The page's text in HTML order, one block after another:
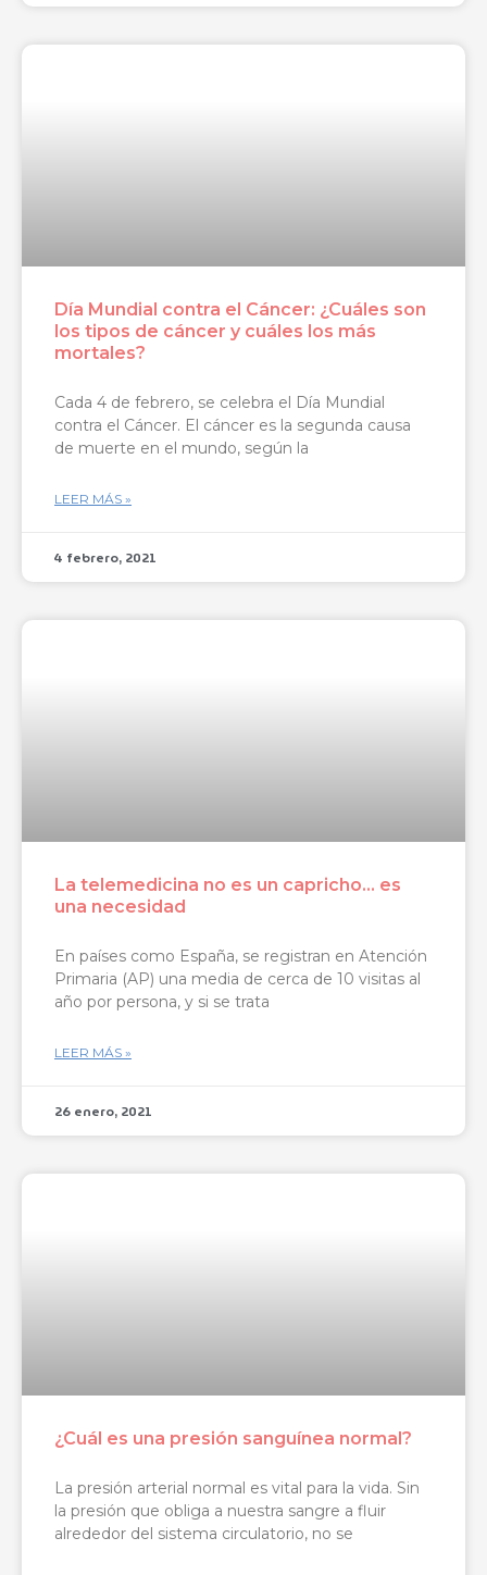
Día Mundial contra el Cáncer: ¿Cuáles son
los tipos de cáncer y cuáles los más
mortales?
Cada 4 de febrero, se celebra el Día Mundial
contra el Cáncer. El cáncer es la segunda causa
de muerte en el mundo, según la
LEER MÁS »
4 febrero, 2021
La telemedicina no es un capricho… es
una necesidad
En países como España, se registran en Atención
Primaria (AP) una media de cerca de 10 visitas al
año por persona, y si se trata
LEER MÁS »
26 enero, 2021
¿Cuál es una presión sanguínea normal?
La presión arterial normal es vital para la vida. Sin
la presión que obliga a nuestra sangre a fluir
alrededor del sistema circulatorio, no se